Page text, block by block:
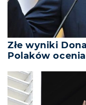
Złe wyniki
Polaków